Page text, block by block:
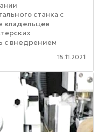
станка с
владельцев
с внедрением
станка CH3 от
15.11.2021